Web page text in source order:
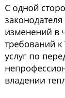
С одной
изменений в
требований
услуг по
владении